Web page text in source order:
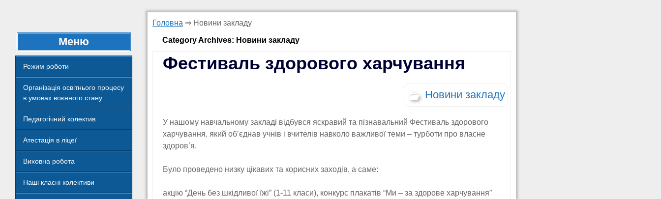
Дитячий садок
Дистанційне
навчання
Меню
Режим роботи
Організація освітнього процесу
в умовах воєнного стану
Педагогічний колектив
Атестація в ліцеї
Виховна робота
Наші класні колективи
Головна ⇒ Новини закладу
Category Archives: Новини закладу
Фестиваль здорового харчування
Новини закладу
У нашому навчальному закладі відбувся яскравий та пізнавальний Фестиваль здорового
харчування, який об’єднав учнів і вчителів навколо важливої теми – турботи про власне
здоров’я.
Було проведено низку цікавих та корисних заходів, а саме:
акцію “День без шкідливої їжі” (1-11 класи), конкурс плакатів “Ми – за здорове харчування”